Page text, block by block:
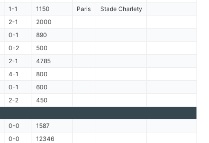
1-1 1150 Paris
Stade Charlety
2-1
2000
0-1
890
0-2
500
2-1
4785
4-1
800
0-1
600
2-2 450
0-0
1587
0-0
12346